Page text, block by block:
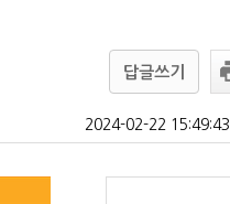
답글쓰기
2024-02-22 15:49:43